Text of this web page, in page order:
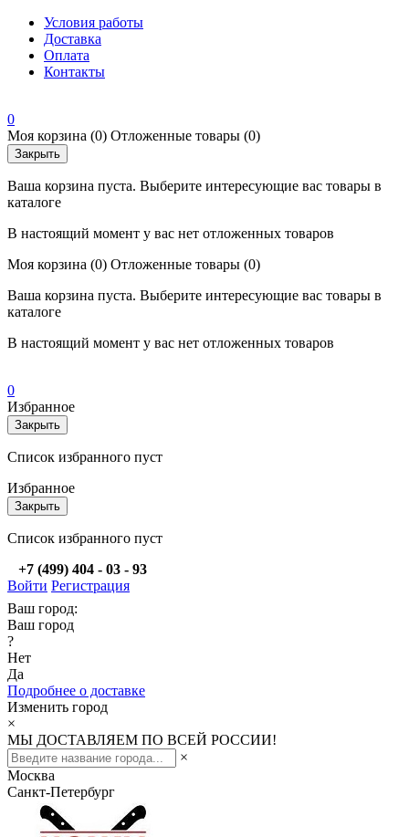
Условия работы
Доставка
Оплата
Контакты
0
Моя корзина (0) Отложенные товары (0)
Закрыть
Ваша корзина пуста. Выберите интересующие вас товары в
каталоге
В настоящий момент у вас нет отложенных товаров
Моя корзина (0) Отложенные товары (0)
Ваша корзина пуста. Выберите интересующие вас товары в
каталоге
В настоящий момент у вас нет отложенных товаров
0
Избранное
Закрыть
Список избранного пуст
Избранное
Закрыть
Список избранного пуст
+7 (499) 404 - 03 - 93
Войти Регистрация
Ваш город:
Ваш город
?
Нет
Да
Подробнее о доставке
Изменить город
×
МЫ ДОСТАВЛЯЕМ ПО ВСЕЙ РОССИИ!
×
Москва
Санкт-Петербург